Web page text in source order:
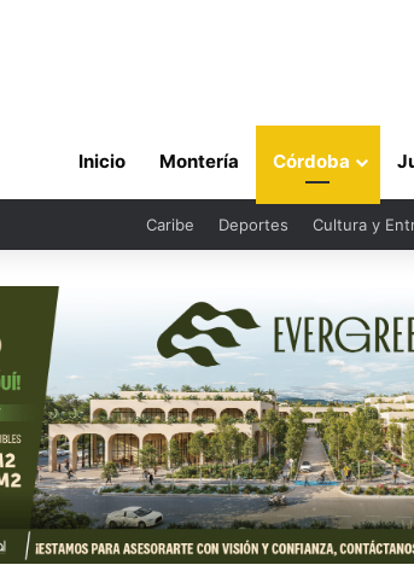
Inicio Montería Córdoba
Caribe Deportes Cultura y